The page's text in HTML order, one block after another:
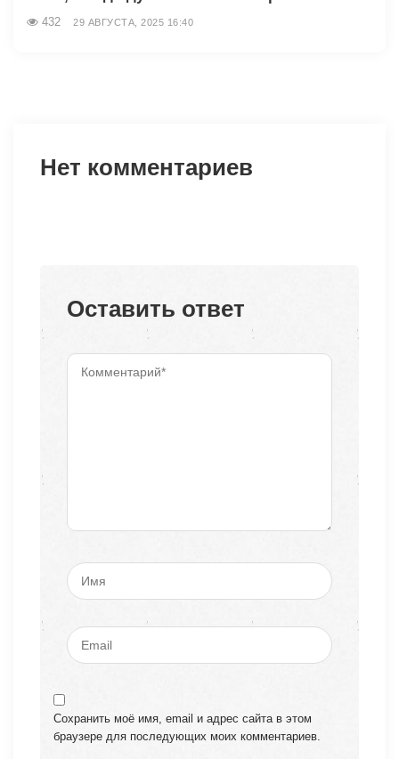
432 29 АВГУСТА, 2025 16:40
Нет комментариев
Оставить ответ
Сохранить моё имя, email и адрес сайта в этом
браузере для последующих моих комментариев.